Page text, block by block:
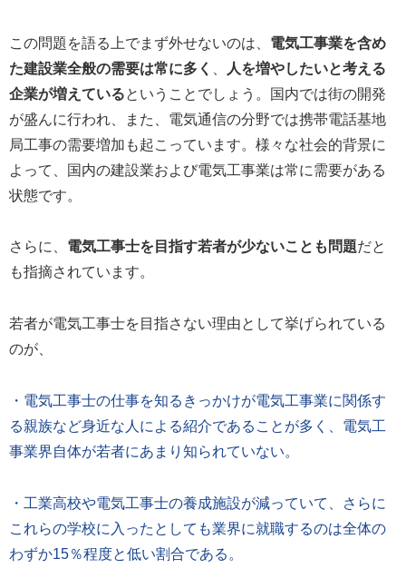
この問題を語る上でまず外せないのは、 電気工事業を含め
た建設業全般の需要は常に多く
人を増やしたいと考える
企業が増えているということでしょう。国内では街の開発
が盛んに行われ、また、電気通信の分野では携帯電話基地
局工事の需要増加も起こっています。様々な社会的背景に
よって、国内の建設業および電気工事業は常に需要がある
状態です。
さらに、 電気工事士を目指す若者が少ないことも問題だと
も指摘されています。
若者が電気工事士を目指さない理由として挙げられている
のが、
・電気工事士の仕事を知るきっかけが電気工事業に関係す
る親族など身近な人による紹介であることが多く、電気工
事業界自体が若者にあまり知られていない。
・工業高校や電気工事士の養成施設が減っていて、さらに
これらの学校に入ったとしても業界に就職するのは全体の
わずか15％程度と低い割合である。